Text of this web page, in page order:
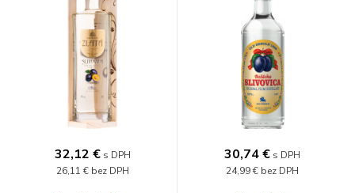
32,12 € s DPH
26,11 € bez DPH
30,74€ s DPH
24,99 € bez DPH